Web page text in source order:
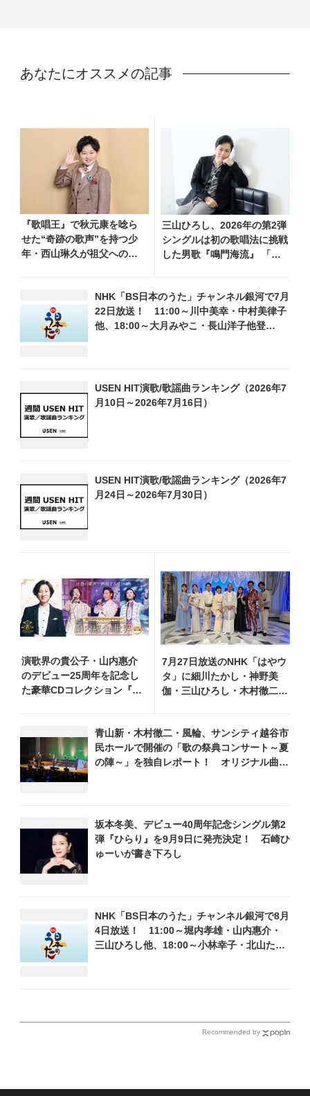
あなたにオススメの記事
『歌唱王』で秋元康を唸ら
せた“奇跡の歌声”を持つ少
年・西山琳久が祖父への想
康さんが総合プロデュース
してくれた、 おじいちゃん
との絆を歌った曲を聴いて
ください！」
三山ひろし、2026年の第2弾
シングルは初の歌唱法に挑戦
した男歌『鳴門海流』 「進
NHK「BS日本のうた」チャンネル銀河で7月
22日放送！ 11:00～川中美幸・中村美律子
他、18:00～大月みやこ・長山洋子他登
USEN HIT演歌/歌謡曲ランキング（2026年7
月10日～2026年7月16日）
USEN HIT演歌/歌謡曲ランキング（2026年7
月24日～2026年7月30日）
演歌界の貴公子・山内惠介
のデビュー25周年を記念し
た豪華CDコレクション『山
歌・名曲カバー、今作限定
のコンサート音源まで全164
曲収録
7月27日放送のNHK「はやウ
タ」に細川たかし・神野美
伽・三山ひろし・木村徹二・
青山新・木村徹二・風輪、サンシティ越谷市
民ホールで開催の「歌の祭典コンサート～夏
の陣～」を独自レポート！ オリジナル曲か
坂本冬美、デビュー40周年記念シングル第2
弾『ひらり』を9月9日に発売決定！ 石崎ひ
ゅーいが書き下ろし
NHK「BS日本のうた」チャンネル銀河で8月
4日放送！ 11:00～堀内孝雄・山内惠介・
三山ひろし他、18:00～小林幸子・北山たけ
Recommended by